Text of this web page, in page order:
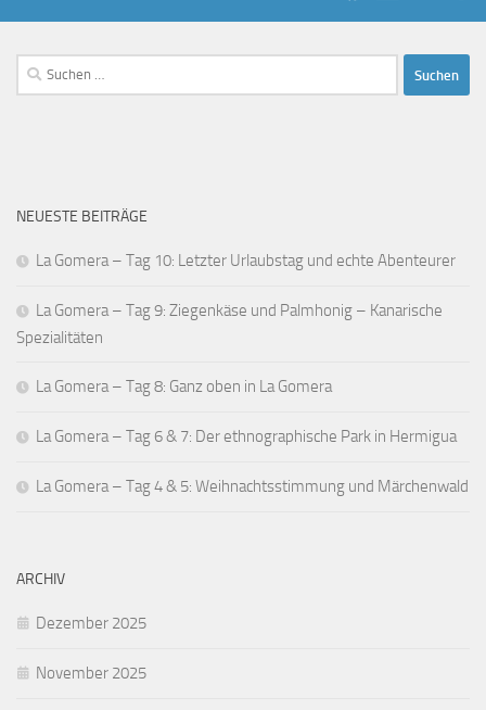
Suchen
nach:
NEUESTE BEITRÄGE
La Gomera – Tag 10: Letzter Urlaubstag und echte Abenteurer
La Gomera – Tag 9: Ziegenkäse und Palmhonig – Kanarische
Spezialitäten
La Gomera – Tag 8: Ganz oben in La Gomera
La Gomera – Tag 6 & 7: Der ethnographische Park in Hermigua
La Gomera – Tag 4 & 5: Weihnachtsstimmung und Märchenwald
ARCHIV
Dezember 2025
November 2025